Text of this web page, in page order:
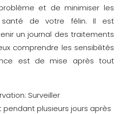
et de minimiser les
santé de votre félin. Il est
un journal des traitements
comprendre les sensibilités
est de mise après tout
Surveiller
plusieurs jours après